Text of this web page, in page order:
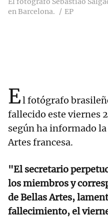
en Barcelona.
EP
El fotógrafo
fallecido este viernes
según ha informado
Artes francesa.
"El secretario
los miembros y
de Bellas Artes,
fallecimiento, el